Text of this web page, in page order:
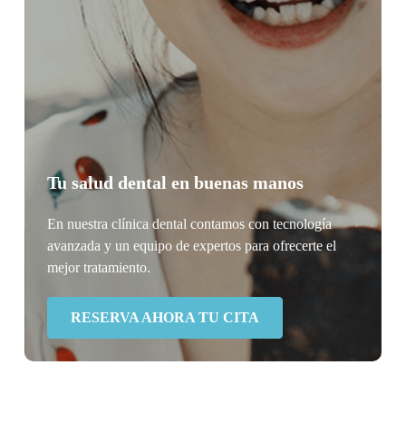
Tu salud dental en buenas manos
En nuestra clínica dental contamos con tecnología
avanzada y un equipo de expertos para ofrecerte el
mejor tratamiento.
RESERVA AHORA TU CITA